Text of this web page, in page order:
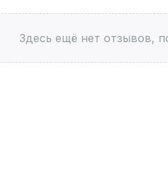
Здесь ещё нет отзывов,